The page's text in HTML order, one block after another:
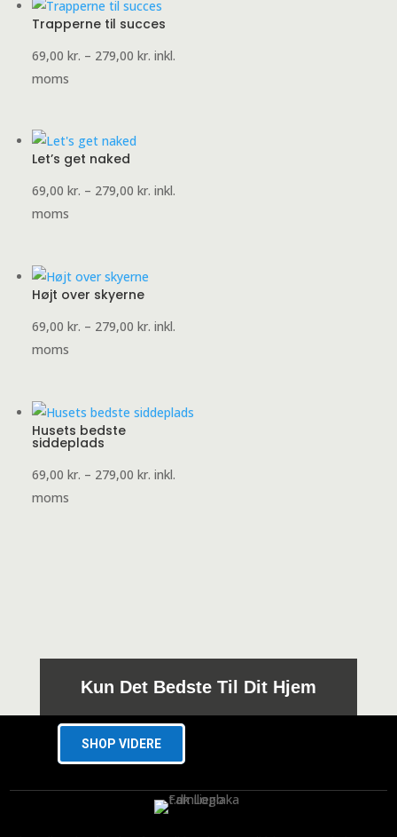
Trapperne til succes
69,00kr. – 279,00kr. Prisinterval:
inkl.
moms
Let’s get naked
69,00kr. – 279,00kr. Prisinterval:
inkl.
moms
Højt over skyerne
69,00kr. – 279,00kr. Prisinterval:
inkl.
moms
Husets bedste
siddeplads
69,00kr. – 279,00kr. Prisinterval:
inkl.
moms
Kun Det Bedste Til Dit Hjem
SHOP VIDERE